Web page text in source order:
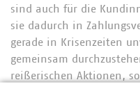
sind auch für die
sie dadurch in
gerade in Krisenzeiten
gemeinsam
reißerischen Aktionen,